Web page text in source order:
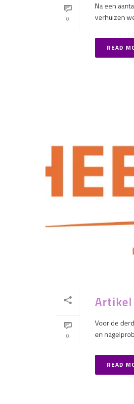
0
Na een
verhuizen
READ
0
Artikel
Voor de
en
READ